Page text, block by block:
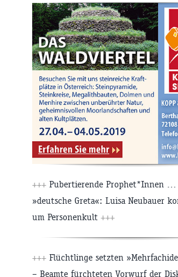
+++ Pubertierende Prophet*Innen
»deutsche Greta«: Luisa Neubauer
um Personenkult +++
+++ Flüchtlinge setzten
– Beamte fürchteten Vorwurf der